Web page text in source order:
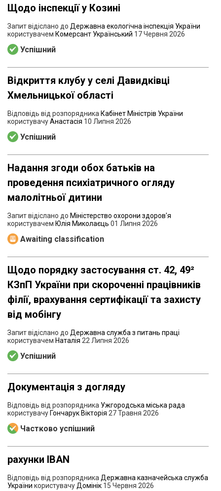
Щодо інспекції у Козині
Запит відіслано до Державна екологічна інспекція України
користувачем Комерсант Український 17 Червня 2026
Успішний
Відкриття клубу у селі Давидківці
Хмельницької області
Відповідь від розпорядника Кабінет Міністрів України
користувачуАнастасія 10 Липня 2026
Успішний
Надання згоди обох батьків на
проведення психіатричного огляду
малолітньої дитини
Запит відіслано до Міністерство охорони здоров'я
користувачем Юлія Миколаєць 01 Липня 2026
Awaiting classification
Щодо порядку застосування ст. 42, 49²
КЗпП України при скороченні працівників
філії, врахування сертифікації та захисту
від мобінгу
Запит відіслано до Державна служба з питань праці
користувачем Наталія 22 Липня 2026
Успішний
Документація з догляду
Відповідь від розпорядника Ужгородська міська рада
користувачу Гончарук Вікторія 27 Травня 2026
Частково успішний
рахунки IBAN
Відповідь від розпорядника Державна казначейська служба
України користувачу Домінік 15 Червня 2026